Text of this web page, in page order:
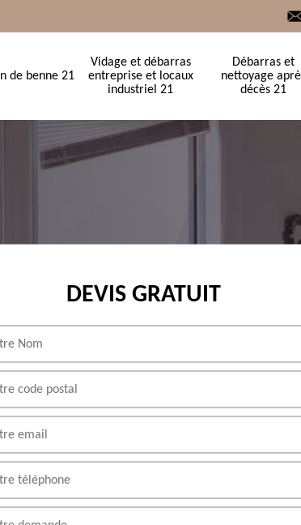
de benne 21
Vidage et débarras
entreprise et locaux
industriel 21
Débarras et
nettoyage
décès 21
DEVIS GRATUIT